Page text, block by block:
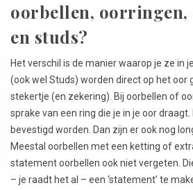
oorbellen, oorringen,
en studs?
Het verschil is de manier waarop je ze in
(ook wel Studs) worden direct op het oor
stekertje (en zekering). Bij oorbellen of
sprake van een ring die je in je oor
bevestigd worden. Dan zijn er ook nog
Meestal oorbellen met een ketting of
statement oorbellen ook niet vergeten.
– je raadt het al – een ‘statement’ te